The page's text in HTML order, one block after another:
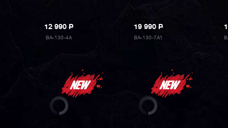
12 990P
BA-130-4A
19 990P
BA-130-7A1